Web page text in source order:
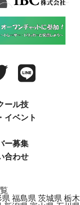
ール技
イベント
ー募集
合わせ
県 福島県 茨城県 栃木